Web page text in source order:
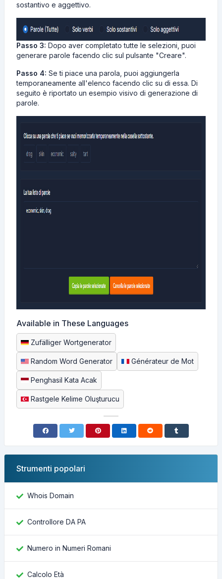
sostantivo e aggettivo.
Passo 3: Dopo aver completato tutte le selezioni, puoi
generare parole facendo clic sul pulsante "Creare".
Passo 4: Se ti piace una parola, puoi aggiungerla
temporaneamente all'elenco facendo clic su di essa. Di
seguito è riportato un esempio visivo di generazione di
parole.
Available in These Languages
Zufälliger Wortgenerator
Random Word Generator Générateur de Mot
Penghasil Kata Acak
Rastgele Kelime Oluşturucu
Strumenti popolari
Whois Domain
Controllore DA PA
Numero in Numeri Romani
Calcolo Età